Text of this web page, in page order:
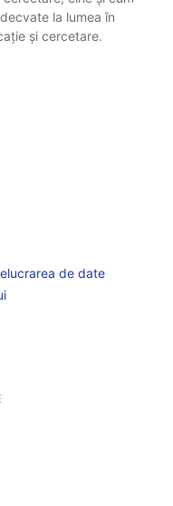
la lumea în
și cercetare.
de date